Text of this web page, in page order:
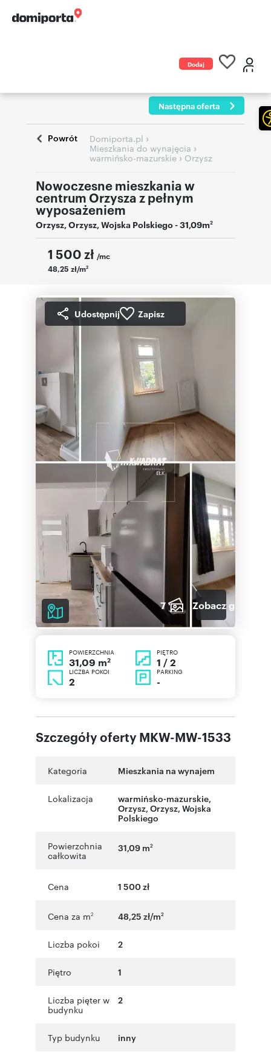
Dodaj
Następna oferta
Powrót Domiporta.pl ›
Mieszkania do wynajęcia ›
warmińsko-mazurskie› Orzysz
Nowoczesne mieszkania w
centrum Orzysza z pełnym
wyposażeniem
Orzysz,Orzysz,Wojska Polskiego- 31,09m2
1 500 zł /mc
48,25 zł/m2
Udostępnij Zapisz
7 Zobacz galerię
POWIERZCHNIA
31,09 m2
PIĘTRO
1 / 2
LICZBA POKOI
2
PARKING
-
Szczegóły oferty MKW-MW-1533
Kategoria Mieszkania na wynajem
Lokalizacja warmińsko-mazurskie,
Orzysz, Orzysz, Wojska
Polskiego
Powierzchnia
całkowita
31,09 m2
Cena 1 500 zł
Cena za m2 48,25 zł/m2
Liczba pokoi 2
Piętro 1
Liczba pięter w
budynku
2
Typ budynku inny